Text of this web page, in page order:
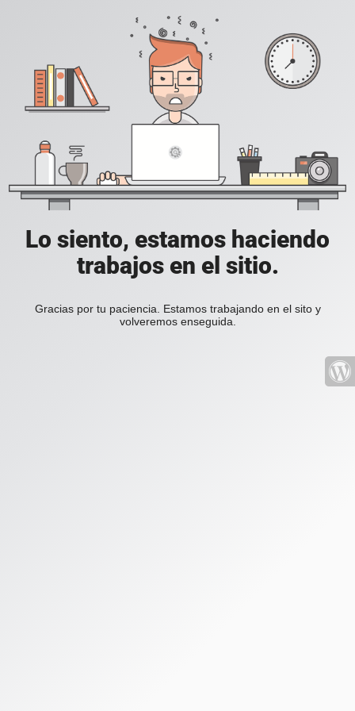
Lo siento, estamos haciendo
trabajos en el sitio.
Gracias por tu paciencia. Estamos trabajando en el sito y
volveremos enseguida.